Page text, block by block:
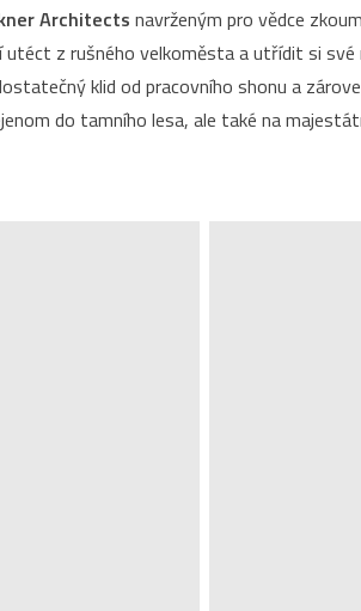
Architects navrženým pro vědce
utéct z rušného velkoměsta a utřídit si
klid od pracovního shonu a
do tamního lesa, ale také na